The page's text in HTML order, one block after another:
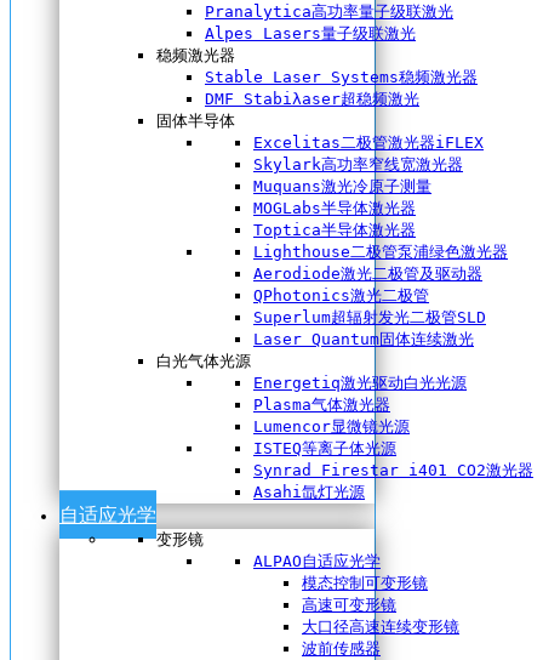
Pranalytica高功率量子级联激光
Alpes Lasers量子级联激光
稳频激光器
Stable Laser Systems稳频激光器
DMF Stabiλaser超稳频激光
固体半导体
Excelitas二极管激光器iFLEX
Skylark高功率窄线宽激光器
Muquans激光冷原子测量
MOGLabs半导体激光器
Toptica半导体激光器
Lighthouse二极管泵浦绿色激光器
Aerodiode激光二极管及驱动器
QPhotonics激光二极管
Superlum超辐射发光二极管SLD
Laser Quantum固体连续激光
白光气体光源
Energetiq激光驱动白光光源
Plasma气体激光器
Lumencor显微镜光源
ISTEQ等离子体光源
Synrad Firestar i401 CO2激光器
Asahi氙灯光源
自适应光学
变形镜
ALPAO自适应光学
模态控制可变形镜
高速可变形镜
大口径高速连续变形镜
波前传感器